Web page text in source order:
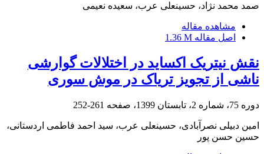
صمد محمد نژاد، حسینعلی عرب، سعیده نعیمی
مشاهده مقاله
اصل مقاله 1.36 M
نقش نیتریک اکساید در اختلالات گوارشی
ناشی از تجویز تریاک در موش سوری
دوره 75، شماره 2، تابستان 1399، صفحه 261-252
امین دبیلی نصرآبادی، حسینعلی عرب، سید احمد فاطمی اردستانی،
حسین حسن پور